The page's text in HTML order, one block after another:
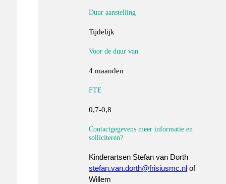
Duur aanstelling
Tijdelijk
Voor de duur van
4 maanden
FTE
0,7-0,8
Contactgegevens meer informatie en
solliciteren?
Kinderartsen Stefan van Dorth
stefan.van.dorth@frisiusmc.nl of
Willem